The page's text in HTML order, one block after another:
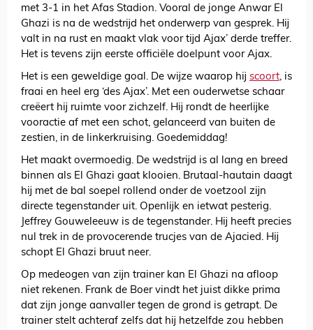
met 3-1 in het Afas Stadion. Vooral de jonge Anwar El
Ghazi is na de wedstrijd het onderwerp van gesprek. Hij
valt in na rust en maakt vlak voor tijd Ajax’ derde treffer.
Het is tevens zijn eerste officiële doelpunt voor Ajax.
Het is een geweldige goal. De wijze waarop hij scoort, is
fraai en heel erg ‘des Ajax’. Met een ouderwetse schaar
creëert hij ruimte voor zichzelf. Hij rondt de heerlijke
vooractie af met een schot, gelanceerd van buiten de
zestien, in de linkerkruising. Goedemiddag!
Het maakt overmoedig. De wedstrijd is al lang en breed
binnen als El Ghazi gaat klooien. Brutaal-hautain daagt
hij met de bal soepel rollend onder de voetzool zijn
directe tegenstander uit. Openlijk en ietwat pesterig.
Jeffrey Gouweleeuw is de tegenstander. Hij heeft precies
nul trek in de provocerende trucjes van de Ajacied. Hij
schopt El Ghazi bruut neer.
Op medeogen van zijn trainer kan El Ghazi na afloop
niet rekenen. Frank de Boer vindt het juist dikke prima
dat zijn jonge aanvaller tegen de grond is getrapt. De
trainer stelt achteraf zelfs dat hij hetzelfde zou hebben